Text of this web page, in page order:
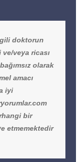
doktorun
veya ricası
olarak
amacı
iyi
bir
etmemektedir